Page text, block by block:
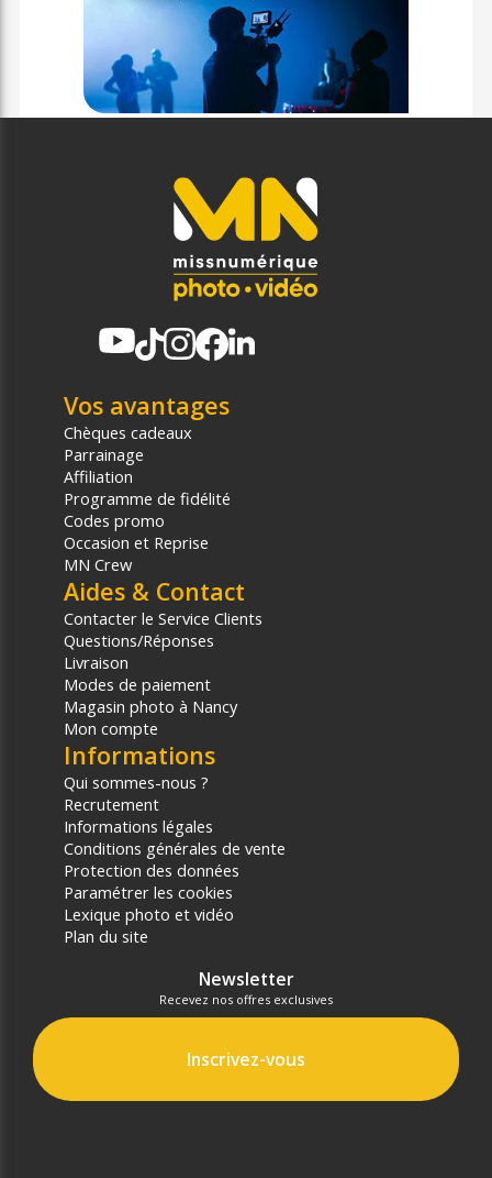
Vos avantages
Chèques cadeaux
Parrainage
Affiliation
Programme de fidélité
Codes promo
Occasion et Reprise
MN Crew
Aides & Contact
Contacter le Service Clients
Questions/Réponses
Livraison
Modes de paiement
Magasin photo à Nancy
Mon compte
Informations
Qui sommes-nous ?
Recrutement
Informations légales
Conditions générales de vente
Protection des données
Paramétrer les cookies
Lexique photo et vidéo
Plan du site
Newsletter
Recevez nos offres exclusives
Inscrivez-vous